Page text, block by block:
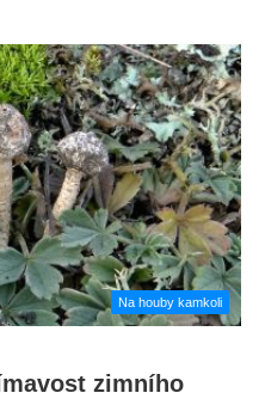
Na houby kamkoli
zimního